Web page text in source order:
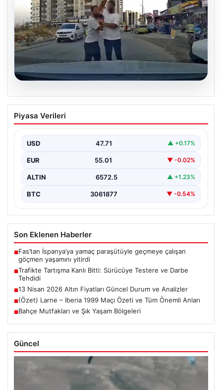
Trafikte Tartışma Kanlı Bitti: Sürücüye
Testere ve Darbe Tehdidi
bir tartışma, şiddet olayına dönüştü. Olay sırasında bir…
Piyasa Verileri
USD 47.71 ▲ +0.17%
EUR 55.01 ▼ -0.02%
ALTIN 6572.5 ▲ +1.23%
BTC 3061877 ▼ -0.54%
Son Eklenen Haberler
■Fas’tan İspanya’ya yamaç paraşütüyle geçmeye çalışan
göçmen yaşamını yitirdi
■Trafikte Tartışma Kanlı Bitti: Sürücüye Testere ve Darbe
Tehdidi
■13 Nisan 2026 Altın Fiyatları Güncel Durum ve Analizler
■(Özet) Larne – Iberia 1999 Maçı Özeti ve Tüm Önemli Anları
■Bahçe Mutfakları ve Şık Yaşam Bölgeleri
Güncel